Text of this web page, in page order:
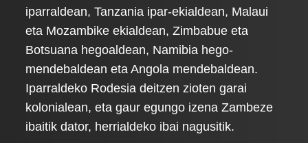
iparraldean, Tanzania ipar-ekialdean, Malaui
eta Mozambike ekialdean, Zimbabue eta
Botsuana hegoaldean, Namibia hego-
mendebaldean eta Angola mendebaldean.
Iparraldeko Rodesia deitzen zioten garai
kolonialean, eta gaur egungo izena Zambeze
ibaitik dator, herrialdeko ibai nagusitik.